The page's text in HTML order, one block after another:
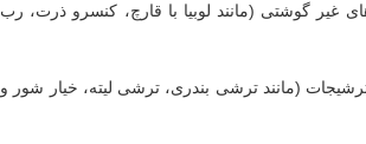
گوشتی (مانند لوبیا با قارچ، کنسرو ذرت، رب
(مانند ترشی بندری، ترشی لیته، خیار شور و